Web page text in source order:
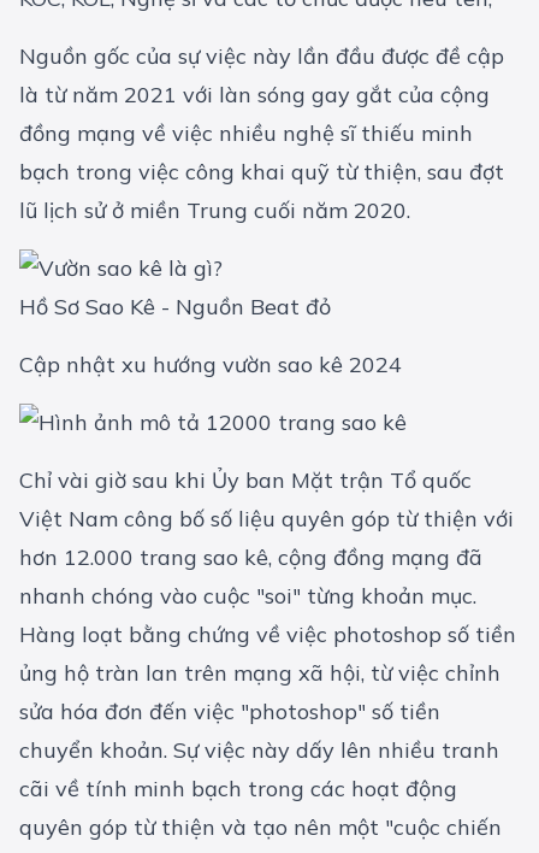
Nguồn gốc của sự việc này lần đầu được đề cập
là từ năm 2021 với làn sóng gay gắt của cộng
đồng mạng về việc nhiều nghệ sĩ thiếu minh
bạch trong việc công khai quỹ từ thiện, sau đợt
lũ lịch sử ở miền Trung cuối năm 2020.
Hồ Sơ Sao Kê - Nguồn Beat đỏ
Cập nhật xu hướng vườn sao kê 2024
Chỉ vài giờ sau khi Ủy ban Mặt trận Tổ quốc
Việt Nam công bố số liệu quyên góp từ thiện với
hơn 12.000 trang sao kê, cộng đồng mạng đã
nhanh chóng vào cuộc "soi" từng khoản mục.
Hàng loạt bằng chứng về việc photoshop số tiền
ủng hộ tràn lan trên mạng xã hội, từ việc chỉnh
sửa hóa đơn đến việc "photoshop" số tiền
chuyển khoản. Sự việc này dấy lên nhiều tranh
cãi về tính minh bạch trong các hoạt động
quyên góp từ thiện và tạo nên một "cuộc chiến